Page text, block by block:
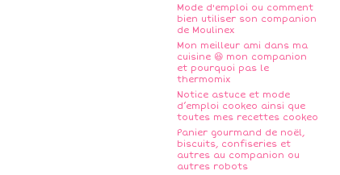
Mode d'emploi ou comment
bien utiliser son companion
de Moulinex
Mon meilleur ami dans ma
cuisine 😆 mon companion
et pourquoi pas le
thermomix
Notice astuce et mode
d’emploi cookeo ainsi que
toutes mes recettes cookeo
Panier gourmand de noël,
biscuits, confiseries et
autres au companion ou
autres robots